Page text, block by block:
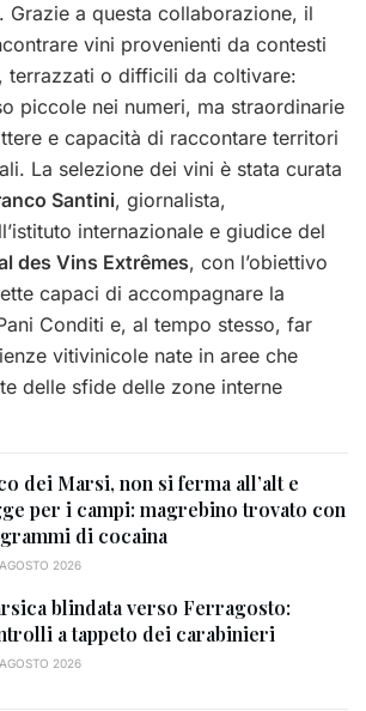
Grazie a questa collaborazione, il
vini provenienti da contesti
terrazzati o difficili da coltivare:
piccole nei numeri, ma straordinarie
e capacità di raccontare territori
La selezione dei vini è stata curata
Santini, giornalista,
internazionale e giudice del
des Vins Extrêmes, con l’obiettivo
capaci di accompagnare la
Conditi e, al tempo stesso, far
vitivinicole nate in aree che
delle sfide delle zone interne
dei Marsi, non si ferma all’alt e
per i campi: magrebino trovato con
di cocaina
2026
blindata verso Ferragosto:
a tappeto dei carabinieri
2026